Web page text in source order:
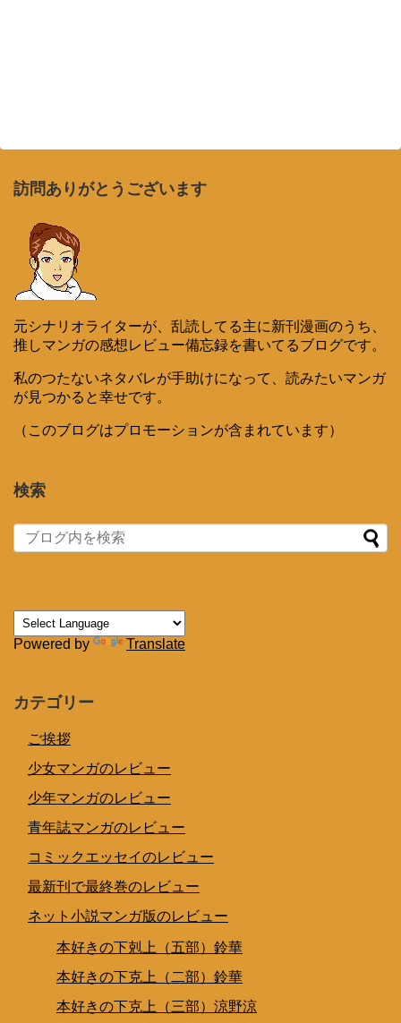
訪問ありがとうございます
元シナリオライターが、乱読してる主に新刊漫画のうち、
推しマンガの感想レビュー備忘録を書いてるブログです。
私のつたないネタバレが手助けになって、読みたいマンガ
が見つかると幸せです。
（このブログはプロモーションが含まれています）
検索
Powered by Translate
カテゴリー
ご挨拶
少女マンガのレビュー
少年マンガのレビュー
青年誌マンガのレビュー
コミックエッセイのレビュー
最新刊で最終巻のレビュー
ネット小説マンガ版のレビュー
本好きの下剋上（五部）鈴華
本好きの下克上（二部）鈴華
本好きの下克上（三部）涼野涼